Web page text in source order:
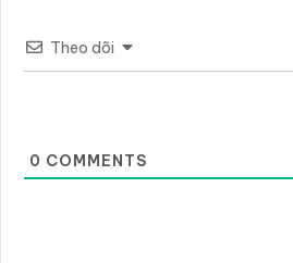
Theo dõi
0 COMMENTS